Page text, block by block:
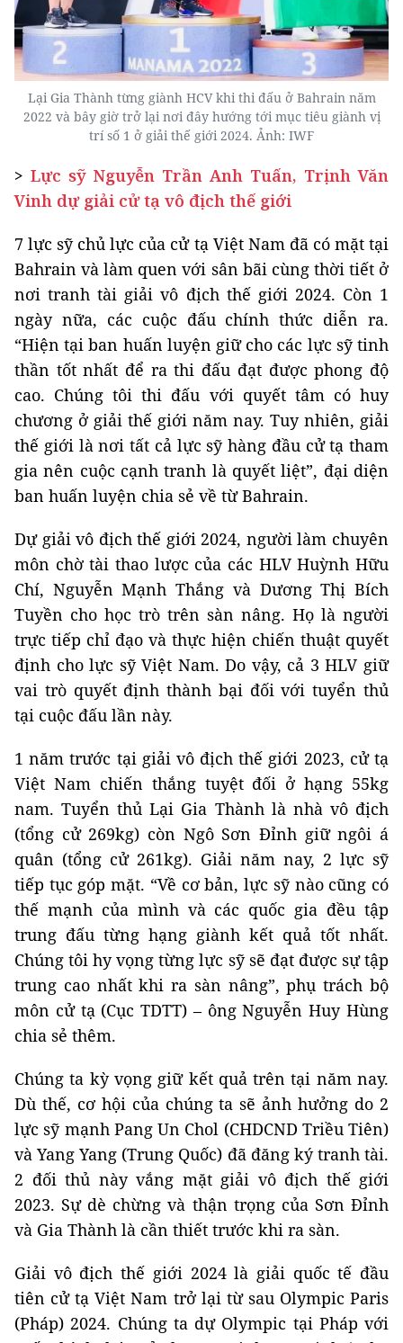
Lại Gia Thành từng giành HCV khi thi đấu ở Bahrain năm
2022 và bây giờ trở lại nơi đây hướng tới mục tiêu giành vị
trí số 1 ở giải thế giới 2024. Ảnh: IWF
> Lực sỹ Nguyễn Trần Anh Tuấn, Trịnh Văn
Vinh dự giải cử tạ vô địch thế giới
7 lực sỹ chủ lực của cử tạ Việt Nam đã có mặt tại
Bahrain và làm quen với sân bãi cùng thời tiết ở
nơi tranh tài giải vô địch thế giới 2024. Còn 1
ngày nữa, các cuộc đấu chính thức diễn ra.
“Hiện tại ban huấn luyện giữ cho các lực sỹ tinh
thần tốt nhất để ra thi đấu đạt được phong độ
cao. Chúng tôi thi đấu với quyết tâm có huy
chương ở giải thế giới năm nay. Tuy nhiên, giải
thế giới là nơi tất cả lực sỹ hàng đầu cử tạ tham
gia nên cuộc cạnh tranh là quyết liệt”, đại diện
ban huấn luyện chia sẻ về từ Bahrain.
Dự giải vô địch thế giới 2024, người làm chuyên
môn chờ tài thao lược của các HLV Huỳnh Hữu
Chí, Nguyễn Mạnh Thắng và Dương Thị Bích
Tuyền cho học trò trên sàn nâng. Họ là người
trực tiếp chỉ đạo và thực hiện chiến thuật quyết
định cho lực sỹ Việt Nam. Do vậy, cả 3 HLV giữ
vai trò quyết định thành bại đối với tuyển thủ
tại cuộc đấu lần này.
1 năm trước tại giải vô địch thế giới 2023, cử tạ
Việt Nam chiến thắng tuyệt đối ở hạng 55kg
nam. Tuyển thủ Lại Gia Thành là nhà vô địch
(tổng cử 269kg) còn Ngô Sơn Đỉnh giữ ngôi á
quân (tổng cử 261kg). Giải năm nay, 2 lực sỹ
tiếp tục góp mặt. “Về cơ bản, lực sỹ nào cũng có
thế mạnh của mình và các quốc gia đều tập
trung đấu từng hạng giành kết quả tốt nhất.
Chúng tôi hy vọng từng lực sỹ sẽ đạt được sự tập
trung cao nhất khi ra sàn nâng”, phụ trách bộ
môn cử tạ (Cục TDTT) – ông Nguyễn Huy Hùng
chia sẻ thêm.
Chúng ta kỳ vọng giữ kết quả trên tại năm nay.
Dù thế, cơ hội của chúng ta sẽ ảnh hưởng do 2
lực sỹ mạnh Pang Un Chol (CHDCND Triều Tiên)
và Yang Yang (Trung Quốc) đã đăng ký tranh tài.
2 đối thủ này vắng mặt giải vô địch thế giới
2023. Sự dè chừng và thận trọng của Sơn Đỉnh
và Gia Thành là cần thiết trước khi ra sàn.
Giải vô địch thế giới 2024 là giải quốc tế đầu
tiên cử tạ Việt Nam trở lại từ sau Olympic Paris
(Pháp) 2024. Chúng ta dự Olympic tại Pháp với